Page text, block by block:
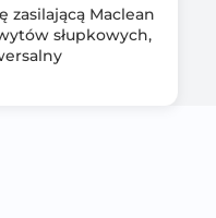
zasilającą Maclean
słupkowych,